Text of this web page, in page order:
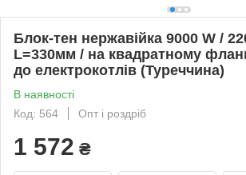
Блок-тен нержавійка 9000 W /
L=330мм / на квадратному
до електрокотлів (Туреччина)
В наявності
Код: 564
Опт і роздріб
1 572 ₴